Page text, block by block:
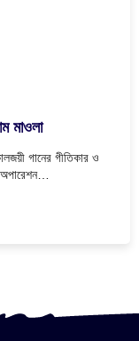
মাওলা
গানের গীতিকার ও